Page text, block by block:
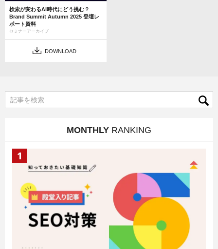
検索が変わるAI時代にどう挑む？
Brand Summit Autumn 2025 登壇レ
ポート資料
セミナーアーカイブ
DOWNLOAD
MONTHLY RANKING